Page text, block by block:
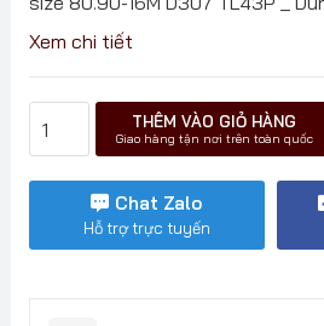
Xem chi tiết
không
THÊM VÀO GIỎ HÀNG
Giao hàng tận nơi trên toàn quốc
Chat Zalo
Hỗ trợ trực tuyến